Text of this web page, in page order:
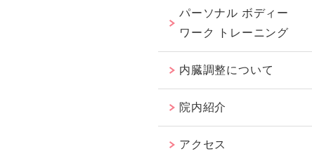
パーソナル ボディー
ワーク トレーニング
内臓調整について
院内紹介
アクセス